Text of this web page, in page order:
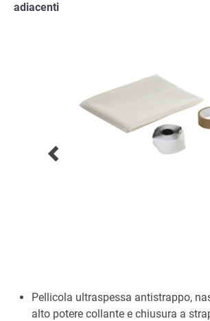
adiacenti
Pellicola ultraspessa antistrappo,
alto potere collante e chiusura a